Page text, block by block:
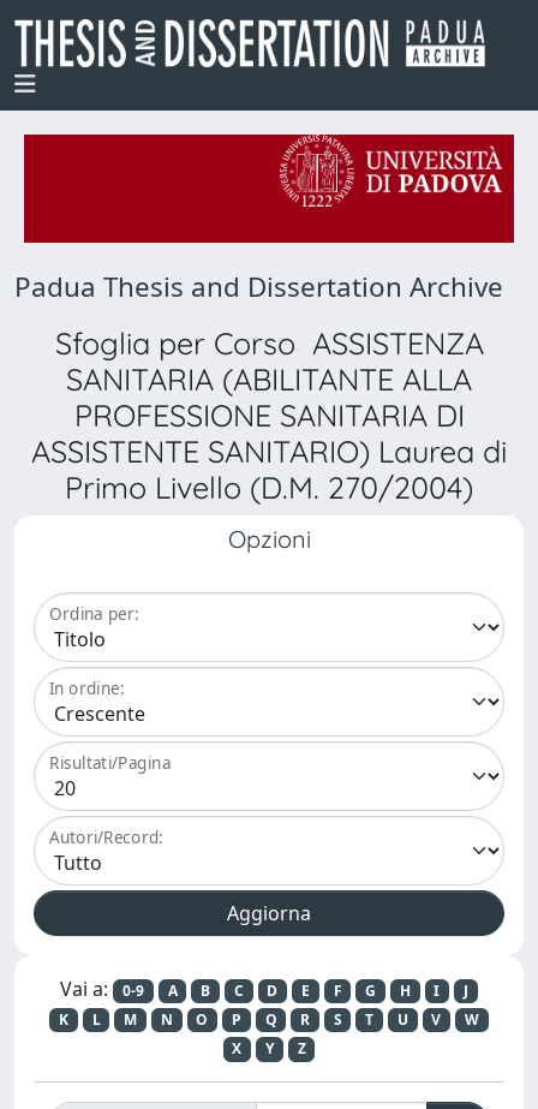
Padua Thesis and Dissertation Archive
Sfoglia per Corso ASSISTENZA
SANITARIA (ABILITANTE ALLA
PROFESSIONE SANITARIA DI
ASSISTENTE SANITARIO) Laurea di
Primo Livello (D.M. 270/2004)
Opzioni
Ordina per:
In ordine:
Risultati/Pagina
Autori/Record:
Vai a: 0-9 A B C D E F G H I
J
K
L M N O P Q R S T U V
W
X
Y Z